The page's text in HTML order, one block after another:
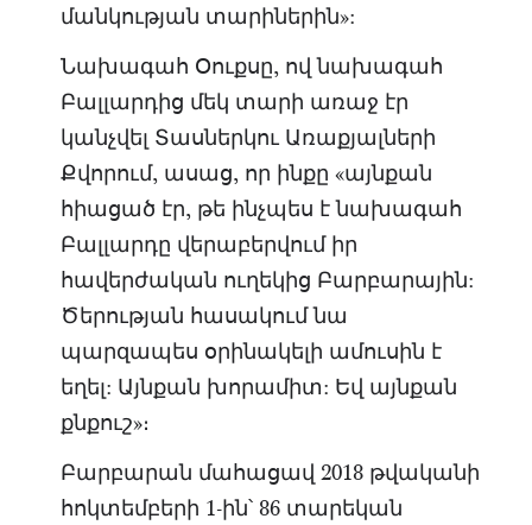
մանկության տարիներին»:
Նախագահ Օուքսը, ով նախագահ
Բալլարդից մեկ տարի առաջ էր
կանչվել Տասներկու Առաքյալների
Քվորում, ասաց, որ ինքը «այնքան
հիացած էր, թե ինչպես է նախագահ
Բալլարդը վերաբերվում իր
հավերժական ուղեկից Բարբարային:
Ծերության հասակում նա
պարզապես օրինակելի ամուսին է
եղել: Այնքան խորամիտ: Եվ այնքան
քնքուշ»։
Բարբարան մահացավ 2018 թվականի
հոկտեմբերի 1-ին՝ 86 տարեկան